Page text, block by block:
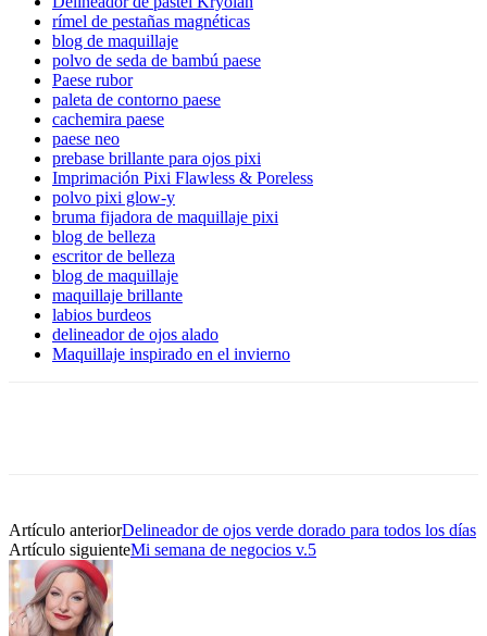
rímel de pestañas magnéticas
blog de maquillaje
polvo de seda de bambú paese
Paese rubor
paleta de contorno paese
cachemira paese
paese neo
prebase brillante para ojos pixi
Imprimación Pixi Flawless & Poreless
polvo pixi glow-y
bruma fijadora de maquillaje pixi
blog de belleza
escritor de belleza
blog de maquillaje
maquillaje brillante
labios burdeos
delineador de ojos alado
Maquillaje inspirado en el invierno
Artículo anteriorDelineador de ojos verde dorado para todos los días
Artículo siguienteMi semana de negocios v.5